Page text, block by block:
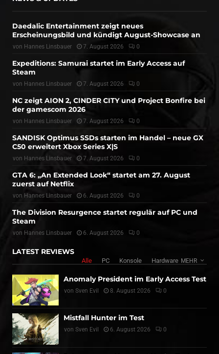
Daedalic Entertainment zeigt neues
Erscheinungsbild und kündigt August-Showcase an
von Hannes Linsbauer 7. August 2026 0
Expeditions: Samurai startet im Early Access auf
Steam
von Hannes Linsbauer 7. August 2026 0
NC zeigt AION 2, CINDER CITY und Project Bonfire bei
der gamescom 2026
von Hannes Linsbauer 7. August 2026 0
SANDISK Optimus SSDs starten im Handel – neue GX
C50 erweitert Xbox Series X|S
von Hannes Linsbauer 7. August 2026 0
GTA 6: „An Extended Look“ startet am 27. August
zuerst auf Netflix
von Hannes Linsbauer 6. August 2026 0
The Division Resurgence startet regulär auf PC und
Steam
von Hannes Linsbauer 6. August 2026 0
LATEST REVIEWS
Alle PC Konsole Hardware MEHR
Anomaly President im Early Access Test
von Sven Evil 8. August 2026 0
Mistfall Hunter im Test
von Sven Evil 6. August 2026 0